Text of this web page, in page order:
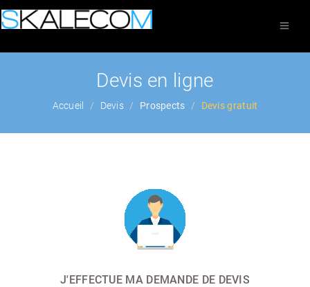
Devis en ligne
Accueil Devis Prospects Devis gratuit
J'EFFECTUE MA DEMANDE DE DEVIS